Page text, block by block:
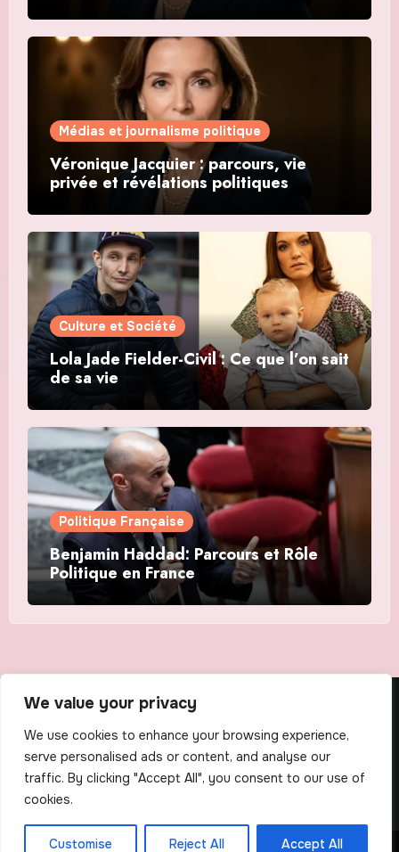
We value your privacy
We use cookies to enhance your browsing experience,
serve personalised ads or content, and analyse our
traffic. By clicking "Accept All", you consent to our use of
cookies.
Customise Reject All Accept All
Médias et journalisme politique
Véronique Jacquier : parcours, vie
privée et révélations politiques
Culture et Société
Lola Jade Fielder-Civil : Ce que l’on sait
de sa vie
Politique Française
Benjamin Haddad: Parcours et Rôle
Politique en France
The Scribens